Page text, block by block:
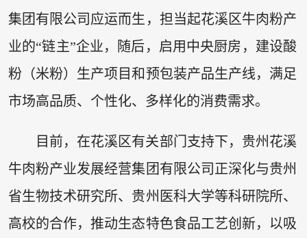
集团有限公司应运而生，担当起花溪区牛肉粉产
业的“链主”企业，随后，启用中央厨房，建设酸
粉（米粉）生产项目和预包装产品生产线，满足
市场高品质、个性化、多样化的消费需求。
目前，在花溪区有关部门支持下，贵州花溪
牛肉粉产业发展经营集团有限公司正深化与贵州
省生物技术研究所、贵州医科大学等科研院所、
高校的合作，推动生态特色食品工艺创新，以吸